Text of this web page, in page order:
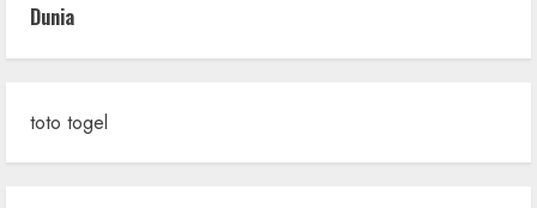
Dunia
toto togel